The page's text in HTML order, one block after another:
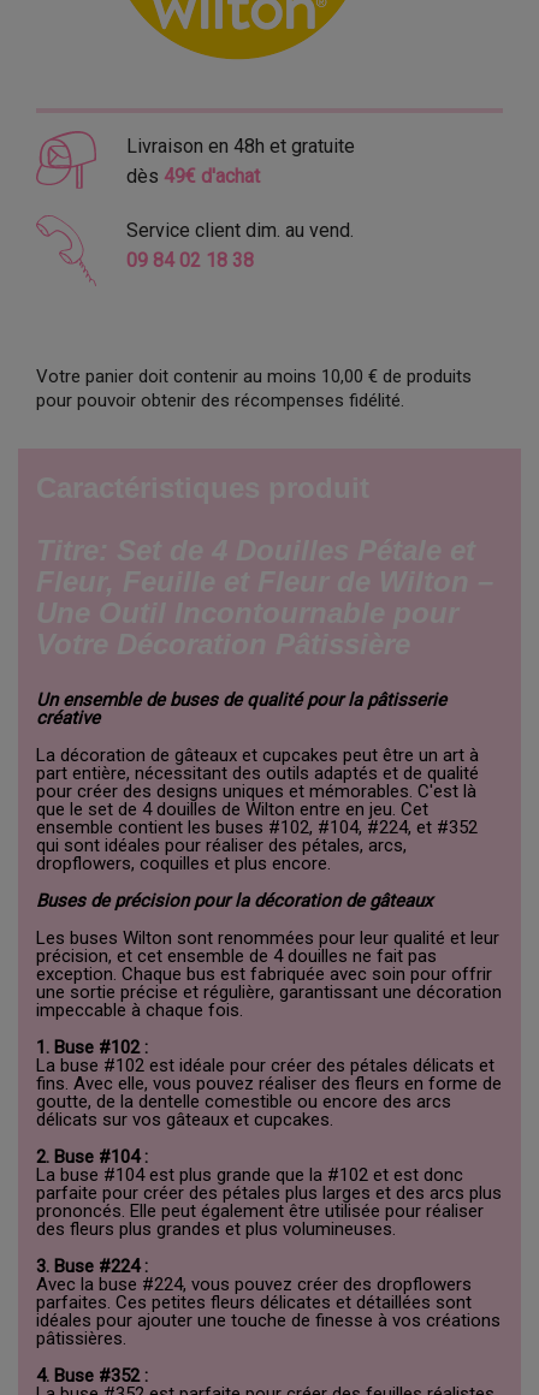
Livraison en 48h et gratuite
dès 49€ d'achat
Service client dim. au vend.
09 84 02 18 38
Votre panier doit contenir au moins 10,00 € de produits
pour pouvoir obtenir des récompenses fidélité.
Un ensemble de buses de qualité pour la pâtisserie
créative
La décoration de gâteaux et cupcakes peut être un art à
part entière, nécessitant des outils adaptés et de qualité
pour créer des designs uniques et mémorables. C'est là
que le set de 4 douilles de Wilton entre en jeu. Cet
ensemble contient les buses #102, #104, #224, et #352
qui sont idéales pour réaliser des pétales, arcs,
dropflowers, coquilles et plus encore.
Buses de précision pour la décoration de gâteaux
Les buses Wilton sont renommées pour leur qualité et leur
précision, et cet ensemble de 4 douilles ne fait pas
exception. Chaque bus est fabriquée avec soin pour offrir
une sortie précise et régulière, garantissant une décoration
impeccable à chaque fois.
1. Buse #102 :
La buse #102 est idéale pour créer des pétales délicats et
fins. Avec elle, vous pouvez réaliser des fleurs en forme de
goutte, de la dentelle comestible ou encore des arcs
délicats sur vos gâteaux et cupcakes.
2. Buse #104 :
La buse #104 est plus grande que la #102 et est donc
parfaite pour créer des pétales plus larges et des arcs plus
prononcés. Elle peut également être utilisée pour réaliser
des fleurs plus grandes et plus volumineuses.
3. Buse #224 :
Avec la buse #224, vous pouvez créer des dropflowers
parfaites. Ces petites fleurs délicates et détaillées sont
idéales pour ajouter une touche de finesse à vos créations
pâtissières.
4. Buse #352 :